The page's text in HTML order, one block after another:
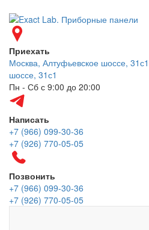
Приехать
Москва, Алтуфьевское шоссе, 31с1
шоссе, 31с1
Пн - Сб с 9:00 до 20:00
Написать
+7 (966) 099-30-36
+7 (926) 770-05-05
Позвонить
+7 (966) 099-30-36
+7 (926) 770-05-05